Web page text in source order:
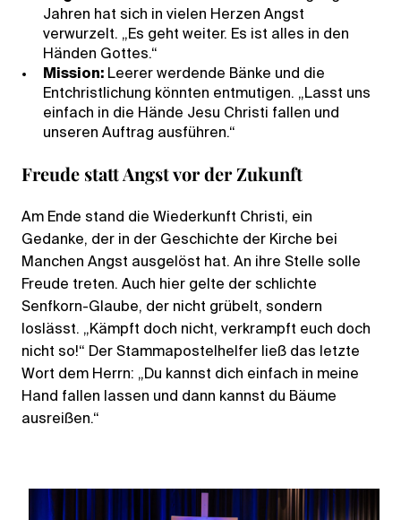
Jahren hat sich in vielen Herzen Angst
verwurzelt. „Es geht weiter. Es ist alles in den
Händen Gottes.“
Mission: Leerer werdende Bänke und die
Entchristlichung könnten entmutigen. „Lasst uns
einfach in die Hände Jesu Christi fallen und
unseren Auftrag ausführen.“
Freude statt Angst vor der Zukunft
Am Ende stand die Wiederkunft Christi, ein
Gedanke, der in der Geschichte der Kirche bei
Manchen Angst ausgelöst hat. An ihre Stelle solle
Freude treten. Auch hier gelte der schlichte
Senfkorn-Glaube, der nicht grübelt, sondern
loslässt. „Kämpft doch nicht, verkrampft euch doch
nicht so!“ Der Stammapostelhelfer ließ das letzte
Wort dem Herrn: „Du kannst dich einfach in meine
Hand fallen lassen und dann kannst du Bäume
ausreißen.“